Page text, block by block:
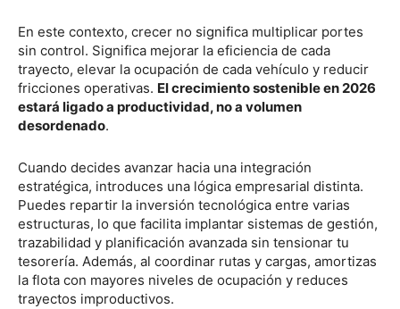
En este contexto, crecer no significa multiplicar portes
sin control. Significa mejorar la eficiencia de cada
trayecto, elevar la ocupación de cada vehículo y reducir
fricciones operativas. El crecimiento sostenible en 2026
estará ligado a productividad, no a volumen
desordenado.
Cuando decides avanzar hacia una integración
estratégica, introduces una lógica empresarial distinta.
Puedes repartir la inversión tecnológica entre varias
estructuras, lo que facilita implantar sistemas de gestión,
trazabilidad y planificación avanzada sin tensionar tu
tesorería. Además, al coordinar rutas y cargas, amortizas
la flota con mayores niveles de ocupación y reduces
trayectos improductivos.